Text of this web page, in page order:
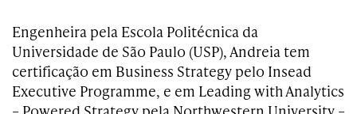
Engenheira pela Escola Politécnica da
Universidade de São Paulo (USP), Andreia tem
certificação em Business Strategy pelo Insead
Executive Programme, e em Leading with Analytics